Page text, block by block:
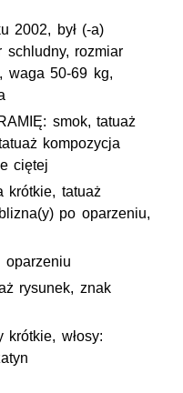
2002, był (-a)
schludny, rozmiar
waga 50-69 kg,
smok, tatuaż
kompozycja
ciętej
krótkie, tatuaż
po oparzeniu,
rysunek, znak
krótkie, włosy: